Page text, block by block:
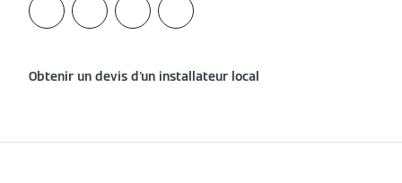
Obtenir un devis d'un installateur local